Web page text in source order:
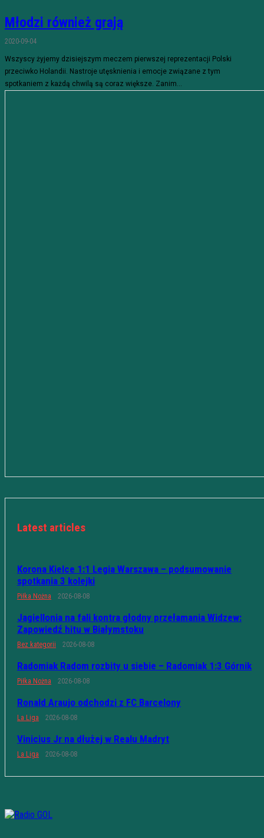
Młodzi również grają
2020-09-04
Wszyscy żyjemy dzisiejszym meczem pierwszej reprezentacji Polski
przeciwko Holandii. Nastroje utęsknienia i emocje związane z tym
spotkaniem z każdą chwilą są coraz większe. Zanim...
Latest articles
Korona Kielce 1:1 Legia Warszawa – podsumowanie
spotkania 3 kolejki
Piłka Nożna 2026-08-08
Jagiellonia na fali kontra głodny przełamania Widzew:
Zapowiedź hitu w Białymstoku
Bez kategorii 2026-08-08
Radomiak Radom rozbity u siebie – Radomiak 1:3 Górnik
Piłka Nożna 2026-08-08
Ronald Araujo odchodzi z FC Barcelony
La Liga 2026-08-08
Vinicius Jr na dłużej w Realu Madryt
La Liga 2026-08-08